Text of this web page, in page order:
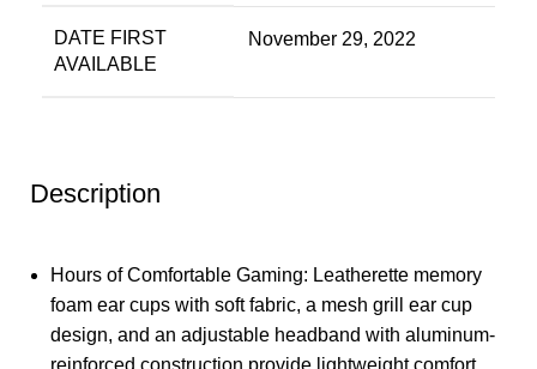
Description
Hours of Comfortable Gaming: Leatherette memory
foam ear cups with soft fabric, a mesh grill ear cup
design, and an adjustable headband with aluminum-
DATE FIRST
AVAILABLE
‎November 29, 2022